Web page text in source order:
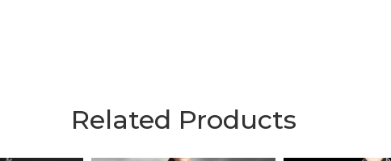
Related Products